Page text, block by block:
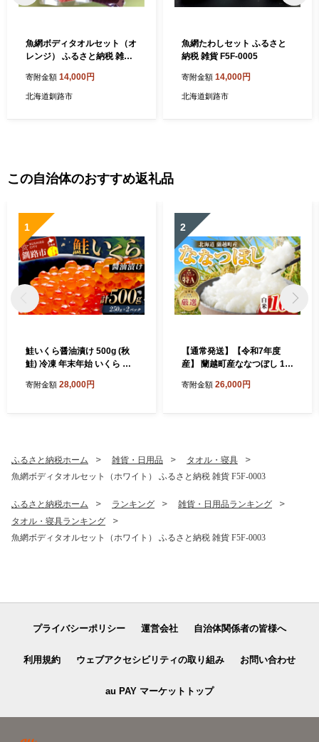
魚網ボディタオルセット（オ
レンジ） ふるさと納税 雑貨
寄附金額 14,000円
北海道釧路市
魚網たわしセット ふるさと
納税 雑貨 F5F-0005
寄附金額 14,000円
北海道釧路市
この自治体のおすすめ返礼品
1
鮭いくら醤油漬け 500g (秋
鮭) 冷凍 年末年始 いくら 鮭
海道 釧路市 F5F-0118
寄附金額 28,000円
2
【通常発送】【令和7年度
産】 蘭越町産ななつぼし 10
め お米 決済から7日前後で発
寄附金額 26,000円
ふるさと納税ホーム 雑貨・日用品
タオル・寝具
魚網ボディタオルセット（ホワイト） ふるさと納税 雑貨 F5F-0003
ふるさと納税ホーム ランキング
雑貨・日用品ランキング
タオル・寝具ランキング
魚網ボディタオルセット（ホワイト） ふるさと納税 雑貨 F5F-0003
プライバシーポリシー 運営会社 自治体関係者の皆様へ
利用規約 ウェブアクセシビリティの取り組み お問い合わせ
au PAY マーケットトップ